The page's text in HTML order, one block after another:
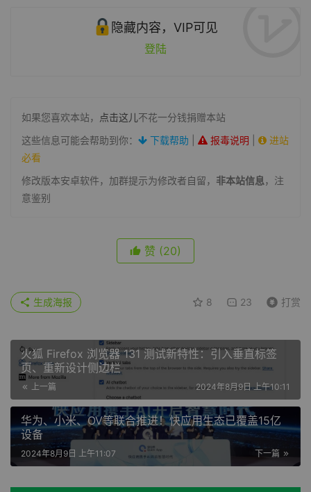
隐藏内容，VIP可见
登陆
如果您喜欢本站， 点击这儿不花一分钱捐赠本站
这些信息可能会帮助到你：
下载帮助 报毒说明
进站
必看
修改版本安卓软件，加群提示为修改者自留， 非本站信息，注
意鉴别
赞 (20)
8 23 打赏
生成海报
火狐 Firefox 浏览器 131 测试新特性：引入垂直标签
页、重新设计侧边栏
上一篇 2024年8月9日 上午10:11
华为、小米、OV等联合推进！快应用生态已覆盖15亿
设备
下一篇
2024年8月9日 上午11:07